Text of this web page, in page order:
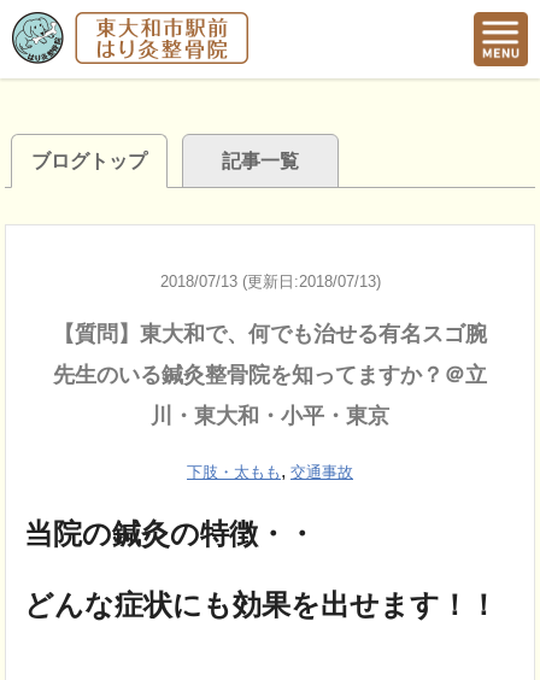
ブログトップ 記事一覧
2018/07/13 (更新日:2018/07/13)
【質問】東大和で、何でも治せる有名スゴ腕
先生のいる鍼灸整骨院を知ってますか？＠立
川・東大和・小平・東京
下肢・太もも , 交通事故
当院の鍼灸の特徴・・
どんな症状にも効果を出せます！！